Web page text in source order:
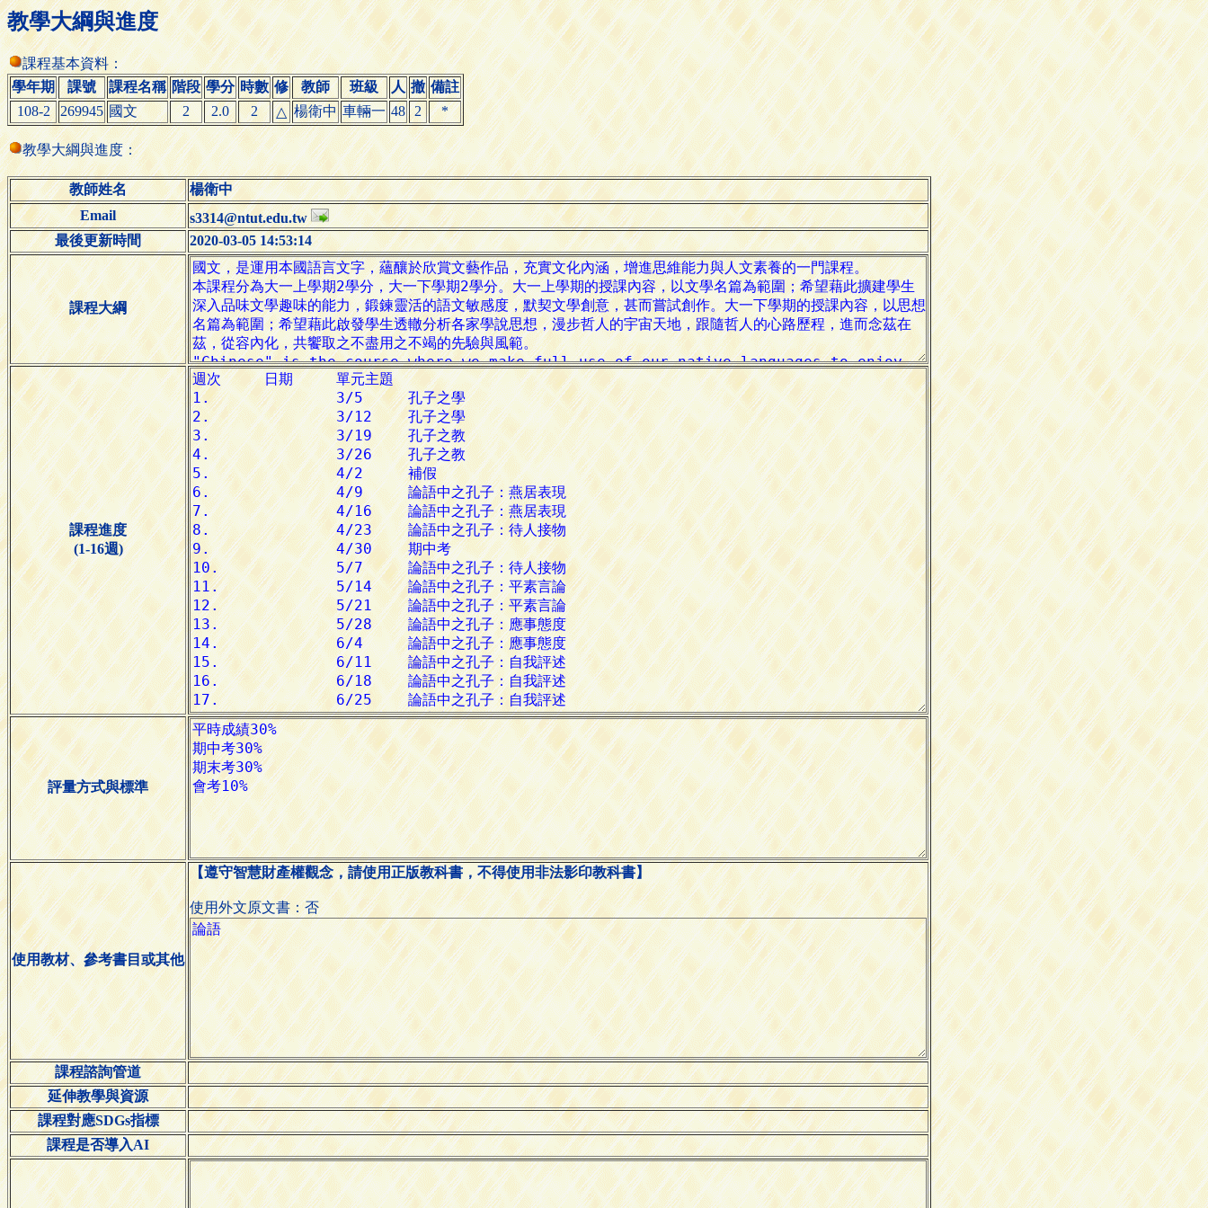
教學大綱與進度
課程基本資料：
學年期
課號 課程名稱 階段 學分 時數 修 教師 班級 人 撤 備註
108-2
269945 國文 2 2.0 2 △ 楊衛中 車輛一 48 2 *
教學大綱與進度：
教師姓名
楊衛中
Email
s3314@ntut.edu.tw
最後更新時間
2020-03-05 14:53:14
課程大綱
課程進度
(1-16週)
評量方式與標準
使用教材、參考書目或其他
【遵守智慧財產權觀念，請使用正版教科書，不得使用非法影印教科書】
使用外文原文書：否
課程諮詢管道
延伸教學與資源
課程對應SDGs指標
課程是否導入AI